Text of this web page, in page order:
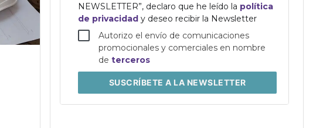
NEWSLETTER”, declaro que he leído la política
de privacidady deseo recibir la Newsletter
Autorizo el envío de comunicaciones
promocionales y comerciales en nombre
deterceros
SUSCRÍBETEA LA NEWSLETTER